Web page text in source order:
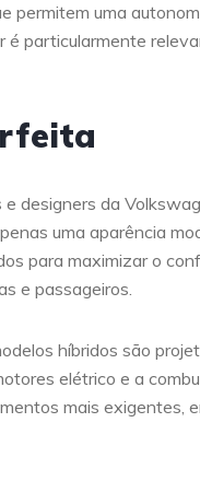
permitem uma
particularmente
designers da
uma aparência
para maximizar o
e passageiros.
híbridos são
elétrico e a
mais exigentes,